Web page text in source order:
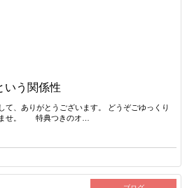
いう関係性
て、ありがとうございます。 どうぞごゆっくり
ませ。 特典つきのオ…